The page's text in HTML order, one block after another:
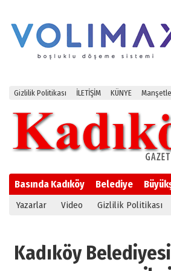
Gizlilik Politikası İLETİŞİM KÜNYE
Basında Kadıköy Belediye
Yazarlar Video Gizlilik Politikası
Kadıköy